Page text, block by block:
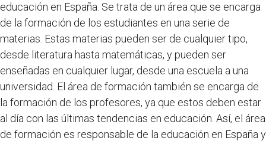
educación en España. Se trata de un área que se encarga
de la formación de los estudiantes en una serie de
materias. Estas materias pueden ser de cualquier tipo,
desde literatura hasta matemáticas, y pueden ser
enseñadas en cualquier lugar, desde una escuela a una
universidad. El área de formación también se encarga de
la formación de los profesores, ya que estos deben estar
al día con las últimas tendencias en educación. Así, el área
de formación es responsable de la educación en España y